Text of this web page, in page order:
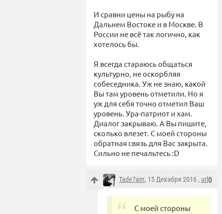
И сравни цены на рыбу на
Дальнем Востоке и в Москве. В
России не всё так логично, как
хотелось бы.
Я всегда стараюсь общаться
культурно, не оскорбляя
собеседника. Уж не знаю, какой
Вы там уровень отметили. Но я
уж для себя точно отметил Ваш
уровень. Ура-патриот и хам.
Диалог закрываю. А Вы пишите,
сколько влезет. С моей стороны
обратная связь для Вас закрыта.
Сильно не печальтесь :D
0
Tade7am, 15 Декабря 2016 , url
С моей стороны